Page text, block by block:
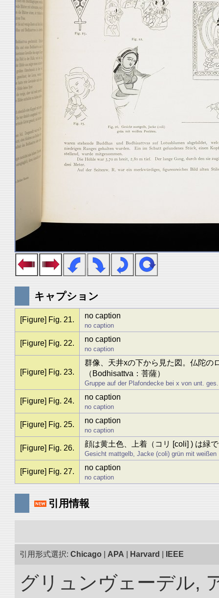
キャプション
[Figure] Fig. 21. no caption
no caption
[Figure] Fig. 22. no caption
no caption
[Figure] Fig. 23.
群像、天井xの下から見た図。仏陀の
（Bodhisattva：菩薩）
Gruppe auf der Plafondecke bei x von unt.
[Figure] Fig. 24. no caption
no caption
[Figure] Fig. 25. no caption
no caption
[Figure] Fig. 26. 顔は黄土色、上着（コリ [coli] ) は緑
Gesicht mattgelb, Jacke (coli) grün mit weißen
[Figure] Fig. 27. no caption
no caption
引用情報
引用形式選択: Chicago APA Harvard IEEE
グリュンヴェーデル,